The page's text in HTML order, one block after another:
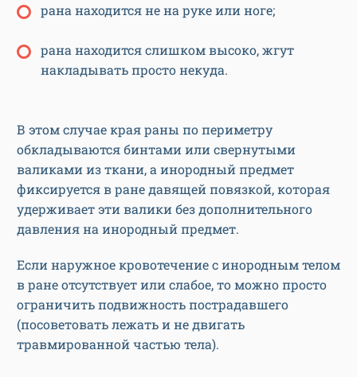
рана находится не на руке или ноге;
рана находится слишком высоко, жгут
накладывать просто некуда.
В этом случае края раны по периметру
обкладываются бинтами или свернутыми
валиками из ткани, а инородный предмет
фиксируется в ране давящей повязкой, которая
удерживает эти валики без дополнительного
давления на инородный предмет.
Если наружное кровотечение с инородным телом
в ране отсутствует или слабое, то можно просто
ограничить подвижность пострадавшего
(посоветовать лежать и не двигать
травмированной частью тела).